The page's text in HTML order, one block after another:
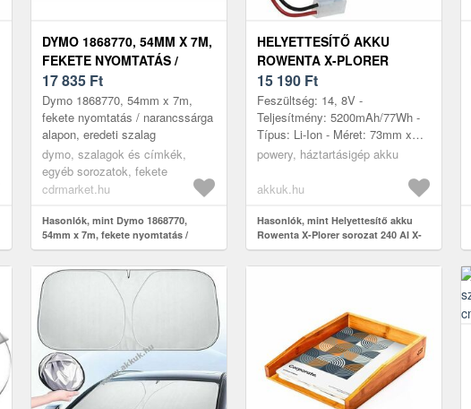
DYMO 1868770, 54MM X 7M,
FEKETE NYOMTATÁS /
NARANCSSÁRGA ALAPON,
EREDETI SZALAG
17 835 Ft
Dymo 1868770, 54mm x 7m,
fekete nyomtatás / narancssárga
alapon, eredeti szalag
dymo, szalagok és címkék,
egyéb sorozatok, fekete
cdrmarket.hu
Hasonlók, mint Dymo 1868770,
54mm x 7m, fekete nyomtatás /
narancssárga alapon, eredeti szalag
HELYETTESÍTŐ AKKU
ROWENTA X-PLORER
SOROZAT 240 AI X-PLORER
SOROZAT 240+ AI
RR9695WH TÍPUS N139-
4S2P
15 190 Ft
Feszültség: 14, 8V -
Teljesítmény: 5200mAh/77Wh -
Típus: Li-Ion - Méret: 73mm x
69mm x 38mm - kompatibilis
N139-4S2P - ...
powery, háztartásigép akku
akkuk.hu
Hasonlók, mint Helyettesítő akku
Rowenta X-Plorer sorozat 240 AI X-
Plorer sorozat 240+ AI RR9695WH
típus N139-4S2P